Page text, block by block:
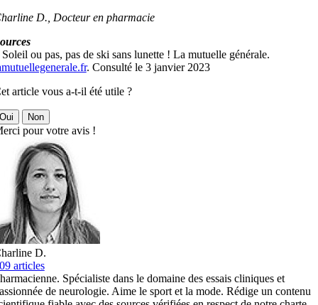
D., Docteur en pharmacie
ou pas, pas de ski sans lunette ! La mutuelle générale.
. Consulté le 3 janvier 2023
article vous a-t-il été utile ?
Non
pour votre avis !
D.
articles
Spécialiste dans le domaine des essais cliniques et
de neurologie. Aime le sport et la mode. Rédige un contenu